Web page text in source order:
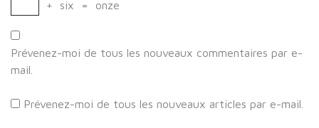
+ six = onze
Prévenez-moi de tous les nouveaux commentaires par e-
mail.
Prévenez-moi de tous les nouveaux articles par e-mail.